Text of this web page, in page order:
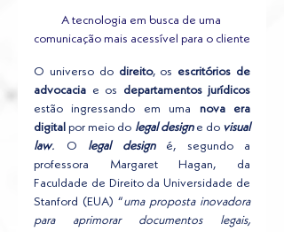
A tecnologia em busca de uma
comunicação mais acessível para o cliente
O universo do direito, os escritórios de
advocacia e os
departamentos jurídicos
estão ingressando em uma nova era
digital por meio do legal design e do visual
law. O legal design é, segundo a
professora Margaret Hagan, da
Faculdade de Direito da Universidade de
Stanford (EUA) “uma proposta inovadora
para aprimorar documentos legais,